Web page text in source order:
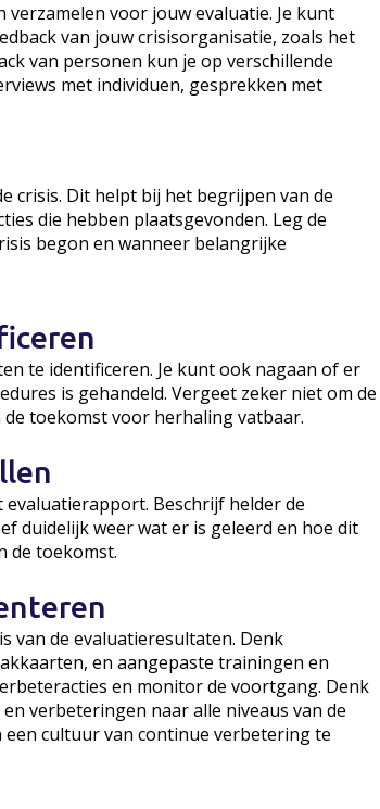
voor jouw evaluatie. Je kunt
van jouw crisisorganisatie, zoals het
van personen kun je op verschillende
met individuen, gesprekken met
crisis. Dit helpt bij het begrijpen van de
die hebben plaatsgevonden. Leg de
begon en wanneer belangrijke
te identificeren. Je kunt ook nagaan of er
is gehandeld. Vergeet zeker niet om de
toekomst voor herhaling vatbaar.
Beschrijf helder de
duidelijk weer wat er is geleerd en hoe dit
de toekomst.
van de evaluatieresultaten. Denk
en aangepaste trainingen en
en monitor de voortgang. Denk
verbeteringen naar alle niveaus van de
cultuur van continue verbetering te